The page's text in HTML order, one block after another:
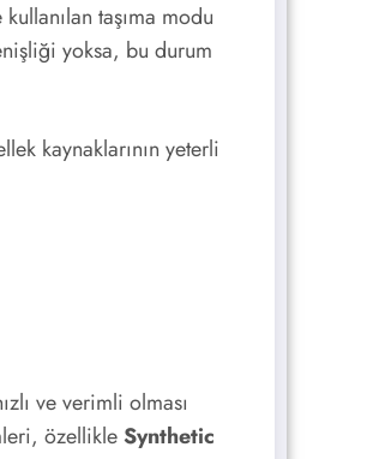
taşıma modu
yoksa, bu durum
kaynaklarının yeterli
ve verimli olması
özellikleSynthetic